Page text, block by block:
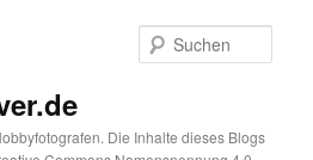
Die Inhalte dieses Blogs